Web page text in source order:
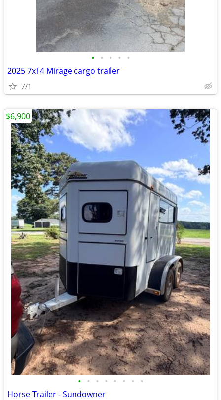
• • • • •
2025 7x14 Mirage cargo trailer
7/1
• • • • • • • •
Horse Trailer - Sundowner
$6,900